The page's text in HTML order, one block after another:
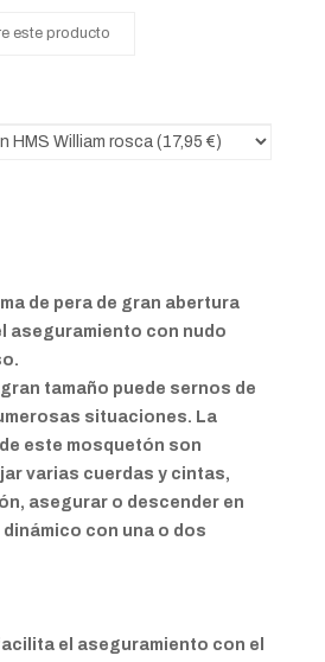
este producto
de pera de gran abertura
aseguramiento con nudo
tamaño puede sernos de
situaciones. La
este mosquetón son
varias cuerdas y cintas,
asegurar o descender en
con una o dos
el aseguramiento con el